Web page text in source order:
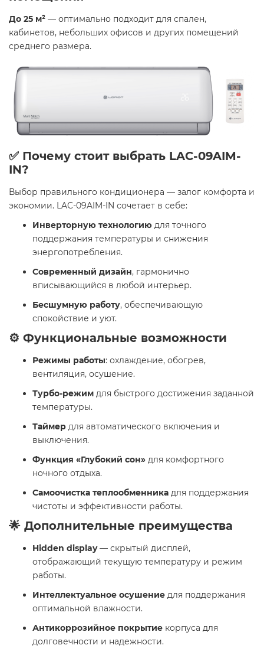
До 25 м² — оптимально подходит для спален,
кабинетов, небольших офисов и других помещений
среднего размера.
✅ Почему стоит выбрать LAC-09AIM-
IN?
Выбор правильного кондиционера — залог комфорта и
экономии. LAC-09AIM-IN сочетает в себе:
Инверторную технологию для точного
поддержания температуры и снижения
энергопотребления.
Современный дизайн, гармонично
вписывающийся в любой интерьер.
Бесшумную работу, обеспечивающую
спокойствие и уют.
⚙️ Функциональные возможности
Режимы работы: охлаждение, обогрев,
вентиляция, осушение.
Турбо-режим для быстрого достижения заданной
температуры.
Таймер для автоматического включения и
выключения.
Функция «Глубокий сон» для комфортного
ночного отдыха.
Самоочистка теплообменника для поддержания
чистоты и эффективности работы.
🌟 Дополнительные преимущества
Hidden display— скрытый дисплей,
отображающий текущую температуру и режим
работы.
Интеллектуальное осушение для поддержания
оптимальной влажности.
Антикоррозийное покрытие корпуса для
долговечности и надежности.